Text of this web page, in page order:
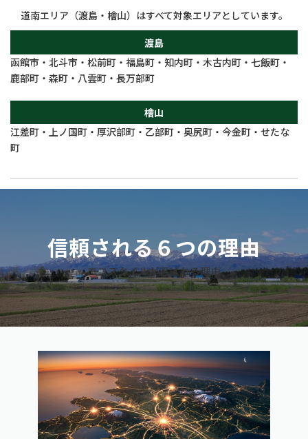
道南エリア（渡島・檜山）はすべて対象エリアとしています。
渡島
函館市・北斗市・松前町・福島町・知内町・木古内町・七飯町・
鹿部町・森町・八雲町・長万部町
檜山
江差町・上ノ国町・厚沢部町・乙部町・奥尻町・今金町・せたな
町
信頼される６つの理由
エコスタイルが選ばれる理由